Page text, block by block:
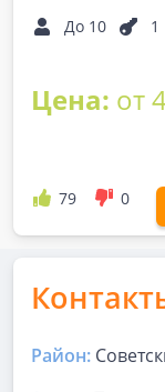
До 10 1
Цена: от
79 0
Район: